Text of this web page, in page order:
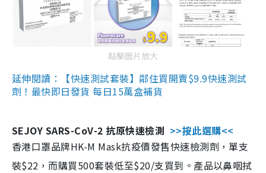
點擊圖片放大
延伸閱讀：【快速測試套裝】鄰住買開賣$9.9快速測試
劑！最快即日發貨 每日15萬盒補貨
SEJOY SARS-CoV-2 抗原快速檢測 >>按此選購<<
香港口罩品牌HK-M Mask抗疫價發售快速檢測劑，單支
裝$22，而購買500套裝低至$20/支買到。產品以鼻咽拭